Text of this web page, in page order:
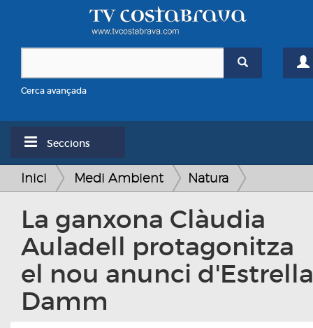
Cerca avançada
Seccions
Inici Medi Ambient Natura
La ganxona Clàudia
Auladell protagonitza
el nou anunci d'Estrella
Damm